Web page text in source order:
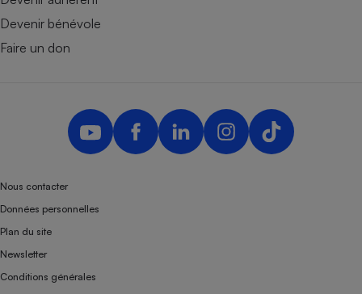
Devenir bénévole
Faire un don
Nous contacter
Données personnelles
Plan du site
Newsletter
Conditions générales